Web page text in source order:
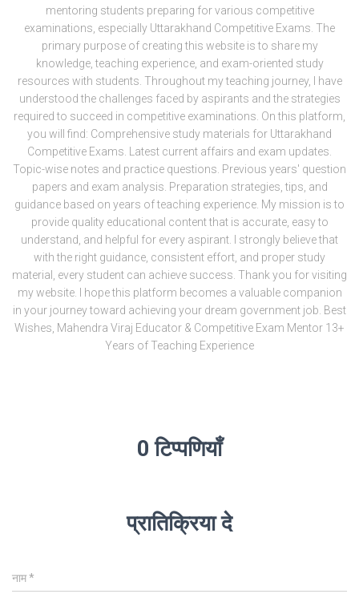
mentoring students preparing for various competitive
examinations, especially Uttarakhand Competitive Exams. The
primary purpose of creating this website is to share my
knowledge, teaching experience, and exam-oriented study
resources with students. Throughout my teaching journey, I have
understood the challenges faced by aspirants and the strategies
required to succeed in competitive examinations. On this platform,
you will find: Comprehensive study materials for Uttarakhand
Competitive Exams. Latest current affairs and exam updates.
Topic-wise notes and practice questions. Previous years' question
papers and exam analysis. Preparation strategies, tips, and
guidance based on years of teaching experience. My mission is to
provide quality educational content that is accurate, easy to
understand, and helpful for every aspirant. I strongly believe that
with the right guidance, consistent effort, and proper study
material, every student can achieve success. Thank you for visiting
my website. I hope this platform becomes a valuable companion
in your journey toward achieving your dream government job. Best
Wishes, Mahendra Viraj Educator & Competitive Exam Mentor 13+
Years of Teaching Experience
0 टिप्पणियाँ
प्रातिक्रिया दे
नाम*